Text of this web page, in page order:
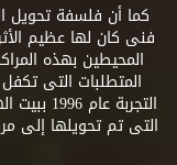
كما أن فلسفة تحويل
فنى كان لها عظيم
المحيطين بهذه
المتطلبات التى